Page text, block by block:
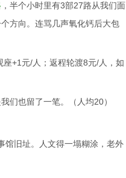
，半个小时里有3部27路从我们面
方向。连骂几声氧化钙后大包
+1元/人；返程轮渡8元/人，如
们也留了一笔。（人均20）
馆旧址。人文得一塌糊涂，老外